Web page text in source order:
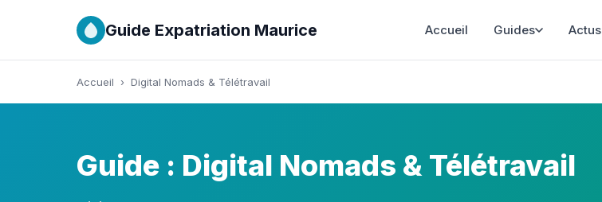
Guide Expatriation Maurice Accueil Guides Actus
Accueil › Digital Nomads & Télétravail
Guide : Digital Nomads & Télétravail